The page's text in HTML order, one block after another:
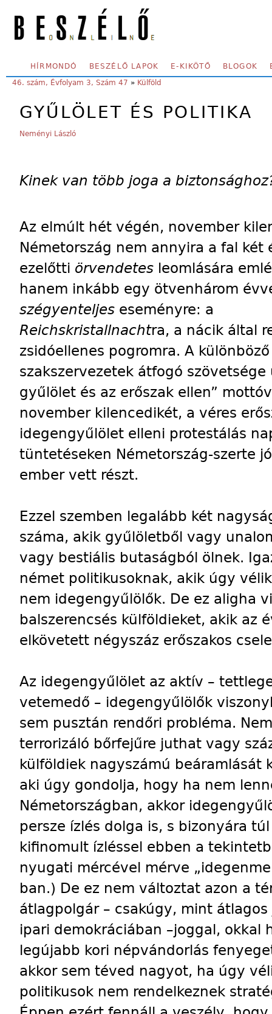
SECONDARY MENU
HÍRMONDÓ BESZÉLŐ LAPOK E-KIKÖTŐ BLOGOK
YOU ARE HERE:
46. szám, Évfolyam 3, Szám 47 » Külföld
GYŰLÖLET ÉS POLITIKA
Neményi László
Kinek van több joga a
Az elmúlt hét végén, november
Németország nem annyira a fal két
ezelőtti örvendetes leomlására
hanem inkább egy ötvenhárom
szégyenteljes eseményre: a
Reichskristallnachtra, a nácik által
zsidóellenes pogromra. A
szakszervezetek átfogó
gyűlölet és az erőszak ellen”
november kilencedikét, a véres
idegengyűlölet elleni protestálás
tüntetéseken Németország-szerte
ember vett részt.
Ezzel szemben legalább két
száma, akik gyűlöletből vagy
vagy bestiális butaságból ölnek.
német politikusoknak, akik úgy
nem idegengyűlölők. De ez aligha
balszerencsés külföldieket, akik az
elkövetett négyszáz erőszakos
Az idegengyűlölet az aktív –
vetemedő – idegengyűlölők
sem pusztán rendőri probléma.
terrorizáló bőrfejűre juthat vagy
külföldiek nagyszámú beáramlását
aki úgy gondolja, hogy ha nem
Németországban, akkor
persze ízlés dolga is, s bizonyára
kifinomult ízléssel ebben a
nyugati mércével mérve
ban.) De ez nem változtat azon a
átlagpolgár – csakúgy, mint
ipari demokráciában –joggal, okkal
legújabb kori népvándorlás
akkor sem téved nagyot, ha úgy
politikusok nem rendelkeznek